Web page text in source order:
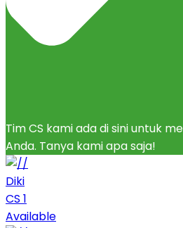
Tim CS kami ada di sini untuk
Anda. Tanya kami apa saja!
Diki
CS 1
Available